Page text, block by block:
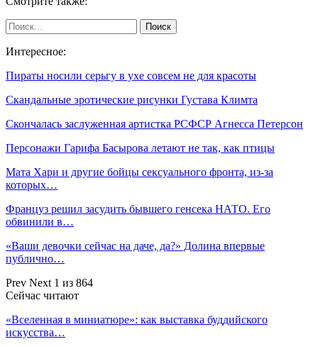
Интересное:
Пираты носили серьгу в ухе совсем не для красоты
Скандальные эротические рисунки Густава Климта
Скончалась заслуженная артистка РСФСР Агнесса Петерсон
Персонажи Гарифа Басырова летают не так, как птицы
Мата Хари и другие бойцы сeксуального фронта, из-за
которых…
Француз решил засудить бывшего генсека НАТО. Его
обвинили в…
«Ваши девочки сейчас на даче, да?» Долина впервые
публично…
Prev Next 1 из 864
Сейчас читают
«Вселенная в миниатюре»: как выставка буддийского
искусства…